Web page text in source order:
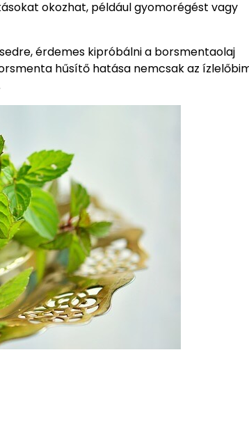
okozhat, például gyomorégést vagy
érdemes kipróbálni a borsmentaolaj
hűsítő hatása nemcsak az